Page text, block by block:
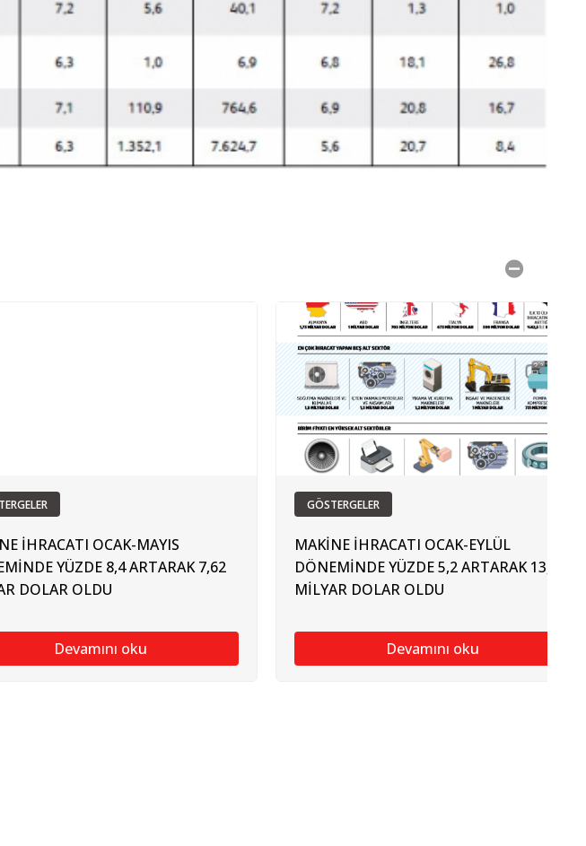
İHRACATI OCAK-MAYIS
YÜZDE 8,4 ARTARAK 7,62
DOLAR OLDU
Devamını oku
GÖSTERGELER
MAKİNE İHRACATI OCAK-EYLÜL
DÖNEMİNDE YÜZDE 5,2 ARTARAK 13,2
MİLYAR DOLAR OLDU
Devamını oku